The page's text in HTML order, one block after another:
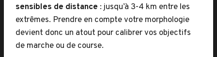
sensibles de distance : jusqu’à 3-4 km entre les
extrêmes. Prendre en compte votre morphologie
devient donc un atout pour calibrer vos objectifs
de marche ou de course.